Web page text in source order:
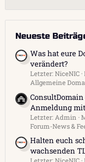
Neueste
Was hat eure
verändert?
Letzter: NiceNIC
Allgemeine
Anmeldung
Letzter: Admin
Forum-News &
Halten euch
wachsenden